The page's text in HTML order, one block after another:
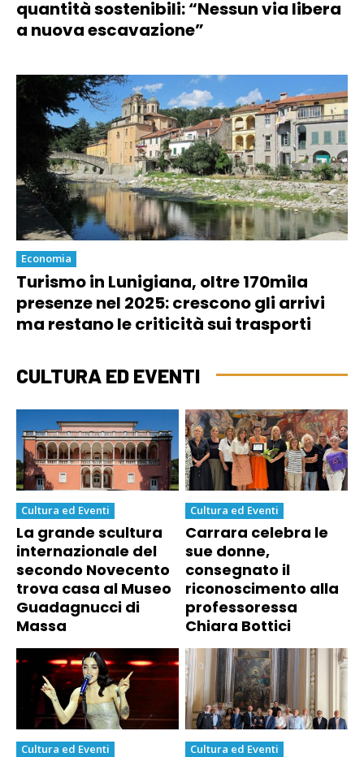
quantità sostenibili: “Nessun via libera
a nuova escavazione”
Economia
Turismo in Lunigiana, oltre 170mila
presenze nel 2025: crescono gli arrivi
ma restano le criticità sui trasporti
CULTURA ED EVENTI
Cultura ed Eventi
La grande scultura
internazionale del
secondo Novecento
trova casa al Museo
Guadagnucci di
Massa
Cultura ed Eventi
Carrara celebra le
sue donne,
consegnato il
riconoscimento alla
professoressa
Chiara Bottici
Cultura ed Eventi Cultura ed Eventi